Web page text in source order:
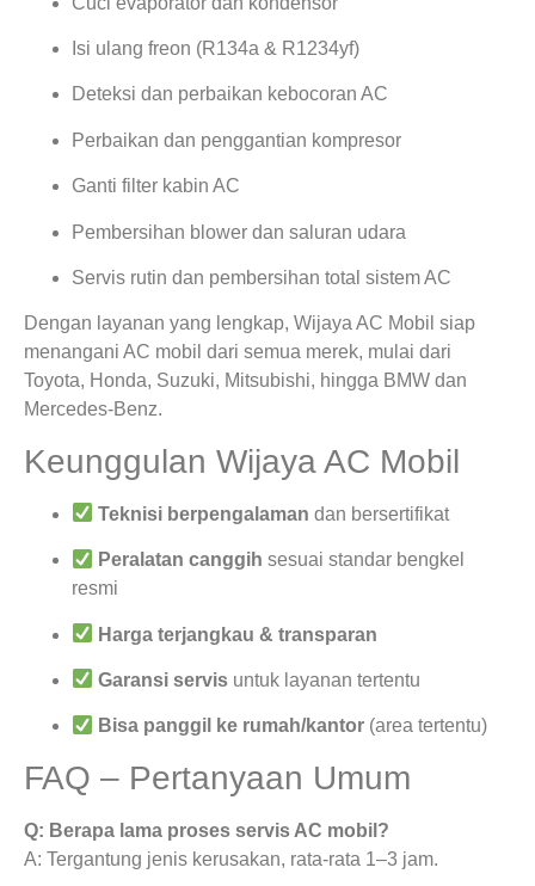
Isi ulang freon (R134a & R1234yf)
Deteksi dan perbaikan kebocoran AC
Perbaikan dan penggantian kompresor
Ganti filter kabin AC
Pembersihan blower dan saluran udara
Servis rutin dan pembersihan total sistem AC
Dengan layanan yang lengkap, Wijaya AC Mobil siap
menangani AC mobil dari semua merek, mulai dari
Toyota, Honda, Suzuki, Mitsubishi, hingga BMW dan
Mercedes-Benz.
Keunggulan Wijaya AC Mobil
Teknisi berpengalaman dan bersertifikat
Peralatan canggih sesuai standar bengkel
resmi
Harga terjangkau & transparan
Garansi servis untuk layanan tertentu
Bisa panggil ke rumah/kantor (area tertentu)
FAQ – Pertanyaan Umum
Q: Berapa lama proses servis AC mobil?
A: Tergantung jenis kerusakan, rata-rata 1–3 jam.